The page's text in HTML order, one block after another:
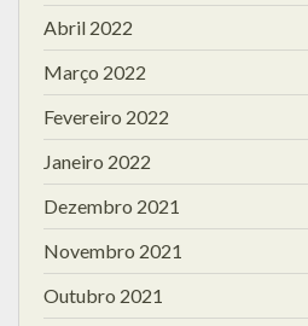
Abril 2022
Março 2022
Fevereiro 2022
Janeiro 2022
Dezembro 2021
Novembro 2021
Outubro 2021